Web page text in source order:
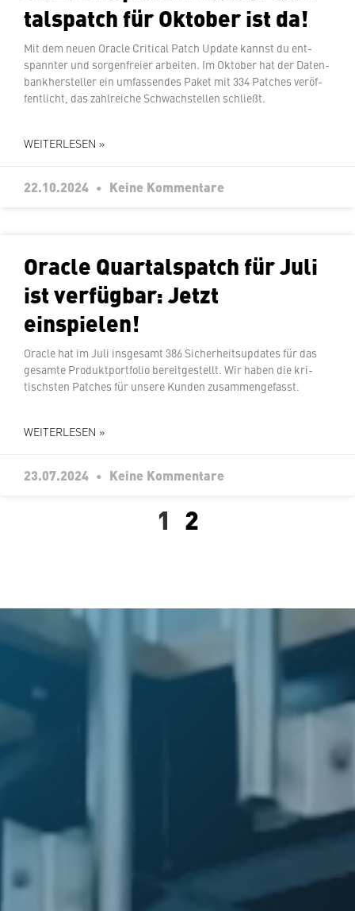
tals­patch für Oktober ist da!
Mit dem neuen Oracle Critical Patch Update kannst du ent­
spann­ter und sor­gen­frei­er arbeiten. Im Oktober hat der Da­ten­
bank­her­stel­ler ein um­fas­sen­des Paket mit 334 Patches ver­öf­
fent­licht, das zahl­rei­che Schwach­stel­len schließt.
WEITERLESEN »
22.10.2024 Keine Kommentare
Oracle Quar­tals­patch für Juli
ist verfügbar: Jetzt
einspielen!
Oracle hat im Juli insgesamt 386 Si­cher­heits­up­dates für das
gesamte Pro­dukt­port­fo­lio be­reit­ge­stellt. Wir haben die kri­
tischs­ten Patches für unsere Kunden zusammengefasst.
WEITERLESEN »
23.07.2024 Keine Kommentare
1 2